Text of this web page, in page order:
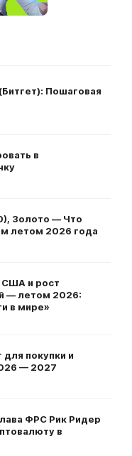
Пошаговая
в
Золото — Что
летом 2026 года
и рост
— летом 2026:
в мире»
покупки и
— 2027
ФРС Рик Ридер
в